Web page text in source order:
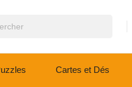
Cartes et Dés